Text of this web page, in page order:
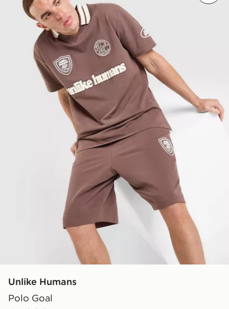
Unlike Humans
Polo Goal